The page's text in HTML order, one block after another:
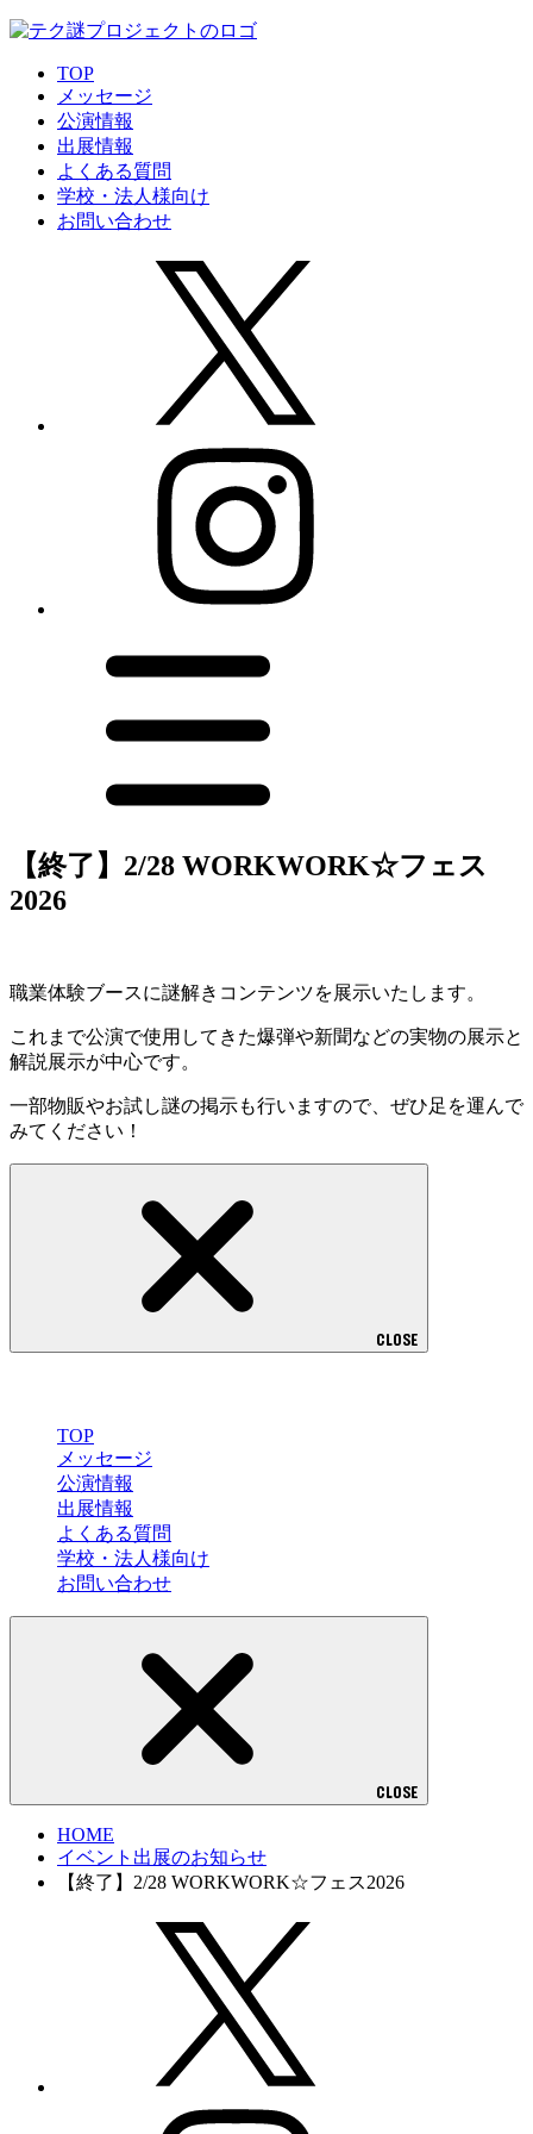
TOP
メッセージ
公演情報
出展情報
よくある質問
学校・法人様向け
お問い合わせ
【終了】2/28 WORKWORK☆フェス
2026
職業体験ブースに謎解きコンテンツを展示いたします。
これまで公演で使用してきた爆弾や新聞などの実物の展示と
解説展示が中心です。
一部物販やお試し謎の掲示も行いますので、ぜひ足を運んで
みてください！
CLOSE
TOP
メッセージ
公演情報
出展情報
よくある質問
学校・法人様向け
お問い合わせ
CLOSE
HOME
イベント出展のお知らせ
【終了】2/28 WORKWORK☆フェス2026